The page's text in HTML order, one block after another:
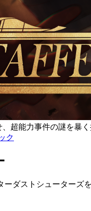
超能力事件の謎を暴
ク
ーダストシューターズ